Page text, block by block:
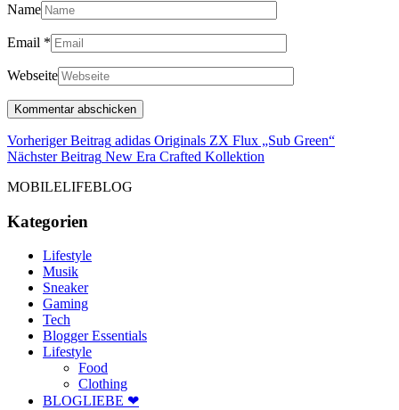
Name
Email *
Webseite
Beitragsnavigation
Vorheriger Beitrag adidas Originals ZX Flux „Sub Green“Vorheriger
Nächster Beitrag New Era Crafted Kollektion
MOBILELIFEBLOG
Kategorien
Lifestyle
Musik
Sneaker
Gaming
Tech
Blogger Essentials
Lifestyle
Food
Clothing
BLOGLIEBE ❤